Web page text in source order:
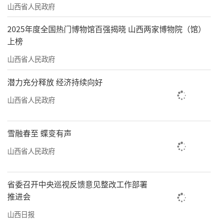
山西省人民政府
2025年度全国热门博物馆百强揭晓 山西两家博物院（馆）
上榜
山西省人民政府
潜力充分释放 经济持续向好
山西省人民政府
雪融春至 蝶变有声
山西省人民政府
省委召开中央巡视反馈意见整改工作部署
推进会
山西日报